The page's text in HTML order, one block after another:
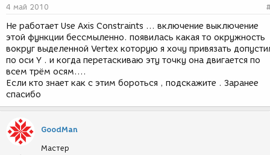
ы
и
я
4 май 2010
Не работает Use Axis Constraints ... включение выключение
этой функции бессмыленно. появилась какая то окружность
вокруг выделенной Vertex которую я хочу привязать
по оси Y . и когда перетаскиваю эту точку она двигается по
всем трём осям....
Если кто знает как с этим бороться , подскажите . Заранее
спасибо
GoodMan
Мастер